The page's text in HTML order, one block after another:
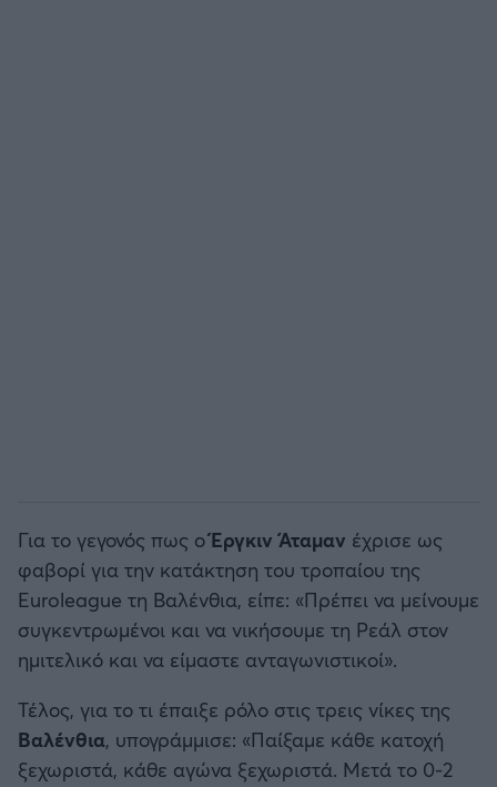
Για το γεγονός πως οΈργκιν Άταμαν έχρισε ως
φαβορί για την κατάκτηση του τροπαίου της
Euroleague τη Βαλένθια, είπε: «Πρέπει να μείνουμε
συγκεντρωμένοι και να νικήσουμε τη Ρεάλ στον
ημιτελικό και να είμαστε ανταγωνιστικοί».
Τέλος, για το τι έπαιξε ρόλο στις τρεις νίκες της
Βαλένθια, υπογράμμισε: «Παίξαμε κάθε κατοχή
ξεχωριστά, κάθε αγώνα ξεχωριστά. Μετά το 0-2